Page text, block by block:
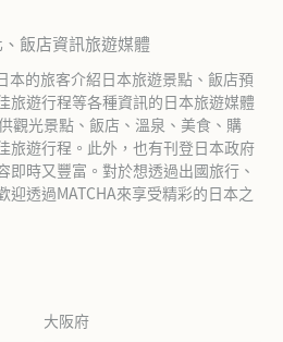
飯店資訊旅遊媒體
本的旅客介紹日本旅遊景點、飯店預
旅遊行程等各種資訊的日本旅遊媒體
觀光景點、飯店、溫泉、美食、購
旅遊行程。此外，也有刊登日本政府
即時又豐富。對於想透過出國旅行、
透過MATCHA來享受精彩的日本之
大阪府